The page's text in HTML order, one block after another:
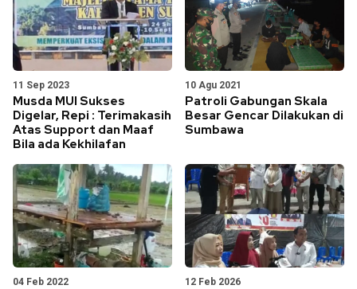
11 Sep 2023
Musda MUI Sukses
Digelar, Repi : Terimakasih
Atas Support dan Maaf
Bila ada Kekhilafan
10 Agu 2021
Patroli Gabungan Skala
Besar Gencar Dilakukan di
Sumbawa
04 Feb 2022 12 Feb 2026